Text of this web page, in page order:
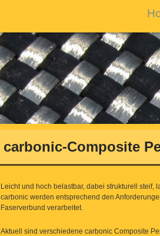
carbonic-Composite
Leicht und hoch belastbar, dabei strukturell
carbonic werden entsprechend den
Faserverbund verarbeitet.
Aktuell sind verschiedene carbonic Composite